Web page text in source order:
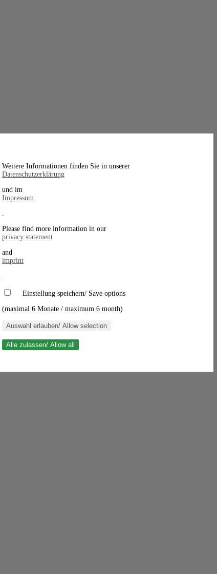
Weitere Informationen finden Sie in unserer
Datenschutzerklärung
und im
Impressum
.
Please find more information in our
privacy statement
and
imprint
.
Einstellung speichern/ Save options
(maximal 6 Monate / maximum 6 month)
Auswahl erlauben/ Allow selection
Alle zulassen/ Allow all